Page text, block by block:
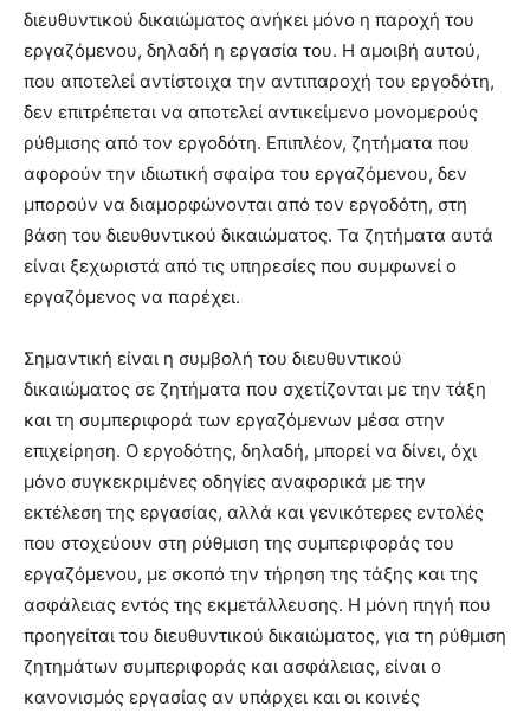
διευθυντικού δικαιώματος ανήκει μόνο η παροχή του
εργαζόμενου, δηλαδή η εργασία του. Η αμοιβή αυτού,
που αποτελεί αντίστοιχα την αντιπαροχή του εργοδότη,
δεν επιτρέπεται να αποτελεί αντικείμενο μονομερούς
ρύθμισης από τον εργοδότη. Επιπλέον, ζητήματα που
αφορούν την ιδιωτική σφαίρα του εργαζόμενου, δεν
μπορούν να διαμορφώνονται από τον εργοδότη, στη
βάση του διευθυντικού δικαιώματος. Τα ζητήματα αυτά
είναι ξεχωριστά από τις υπηρεσίες που συμφωνεί ο
εργαζόμενος να παρέχει.
Σημαντική είναι η συμβολή του διευθυντικού
δικαιώματος σε ζητήματα που σχετίζονται με την τάξη
και τη συμπεριφορά των εργαζόμενων μέσα στην
επιχείρηση. Ο εργοδότης, δηλαδή, μπορεί να δίνει, όχι
μόνο συγκεκριμένες οδηγίες αναφορικά με την
εκτέλεση της εργασίας, αλλά και γενικότερες εντολές
που στοχεύουν στη ρύθμιση της συμπεριφοράς του
εργαζόμενου, με σκοπό την τήρηση της τάξης και της
ασφάλειας εντός της εκμετάλλευσης. Η μόνη πηγή που
προηγείται του διευθυντικού δικαιώματος, για τη ρύθμιση
ζητημάτων συμπεριφοράς και ασφάλειας, είναι ο
κανονισμός εργασίας αν υπάρχει και οι κοινές